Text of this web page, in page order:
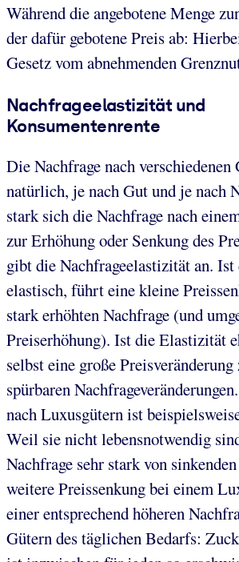
Während die angebotene Menge
der dafür gebotene Preis ab:
Gesetz vom abnehmenden
Nachfrageelastizität und
Konsumentenrente
Die Nachfrage nach
natürlich, je nach Gut und je nach
stark sich die Nachfrage nach
zur Erhöhung oder Senkung des
gibt die Nachfrageelastizität an. Ist
elastisch, führt eine kleine
stark erhöhten Nachfrage (und
Preiserhöhung). Ist die Elastizität
selbst eine große Preisveränderung
spürbaren
nach Luxusgütern ist
Weil sie nicht lebensnotwendig
Nachfrage sehr stark von
weitere Preissenkung bei einem
einer entsprechend höheren
Gütern des täglichen Bedarfs: